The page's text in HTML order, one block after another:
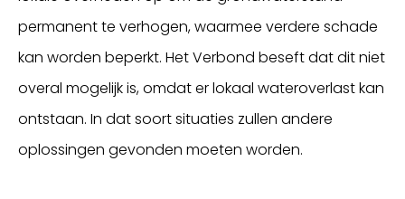
permanent te verhogen, waarmee verdere schade
kan worden beperkt. Het Verbond beseft dat dit niet
overal mogelijk is, omdat er lokaal wateroverlast kan
ontstaan. In dat soort situaties zullen andere
oplossingen gevonden moeten worden.